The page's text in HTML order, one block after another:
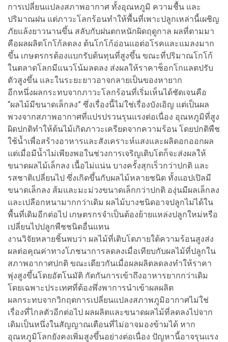
การเปลี่ยนแปลงสภาพอากาศ ทั้งอุณหภูมิ ความชื้น และ
ปริมาณฝน แต่ภาวะโลกร้อนทำให้พื้นที่เพาะปลูกเหล่านี้เผชิญ
ภัยแล้งยาวนานขึ้น สลับกับฝนตกหนักผิดฤดูกาล ผลที่ตามมา
คือผลผลิตโกโก้ลดลง ต้นโกโก้อ่อนแอต่อโรคและแมลงมาก
ขึ้น เกษตรกรต้องแบกรับต้นทุนที่สูงขึ้น ขณะที่ปริมาณโกโก้
ในตลาดโลกมีแนวโน้มลดลง ส่งผลให้ราคาช็อกโกแลตปรับ
ตัวสูงขึ้น และในระยะยาวอาจกลายเป็นของหายาก
อีกหนึ่งผลกระทบจากภาวะโลกร้อนที่เริ่มเห็นได้ชัดเจนคือ
“ผลไม้มีขนาดเล็กลง” ซึ่งเรื่องนี้ไม่ใช่เรื่องบังเอิญ แต่เป็นผล
พวงจากสภาพอากาศที่แปรปรวนรุนแรงต่อเนื่อง อุณหภูมิที่สูง
ผิดปกติทำให้ต้นไม้เกิดภาวะเครียดจากความร้อน โดยปกติพืช
ใช้น้ำเพื่อสร้างอาหารและสังเคราะห์แสงและผลิดอกออกผล
แต่เมื่อมีน้ำไม่เพียงพอในช่วงการเจริญเติบโตก็จะส่งผลให้
ขนาดผลไม้เล็กลง เนื้อไม่แน่น บางครั้งสุกเร็วกว่าปกติ และ
รสชาติเปลี่ยนไป ซึ่งเกิดขึ้นกับผลไม้หลายชนิด ทั้งแอปเปิลมี
ขนาดเล็กลง ส้มและมะม่วงขนาดเล็กกว่าปกติ องุ่นมีผลเล็กลง
และเปลือกหนามากกว่าเดิม ผลไม้บางชนิดอาจปลูกไม่ได้ใน
พื้นที่เดิมอีกต่อไป เกษตรกรจำเป็นต้องย้ายแหล่งปลูกใหม่หรือ
เปลี่ยนไปปลูกพืชชนิดอื่นแทน
งานวิจัยหลายชิ้นพบว่า ผลไม้ที่เติบโตภายใต้ความร้อนสูงส่ง
ผลต่อคุณค่าทางโภชนาการลดลงเมื่อเทียบกับผลไม้ที่ปลูกใน
สภาพอากาศปกติ ขณะเดียวกันเมื่อผลผลิตลดลงทำให้ราคา
พุ่งสูงขึ้นโดยอัตโนมัติ กัดกันการเข้าถึงอาหารยากกว่าเดิม
โดยเฉพาะประเทศที่ต้องพึ่งพาการนำเข้าผลผลิต
ผลกระทบจากวิกฤตการเปลี่ยนแปลงสภาพภูมิอากาศไม่ใช่
เรื่องที่ไกลตัวอีกต่อไป ผลผลิตและขนาดผลไม้ที่ลดลงไปจาก
เดิมเป็นหนึ่งในสัญญาณเตือนที่ไม่อาจมองข้ามได้ หาก
อุณหภูมิโลกยังคงเพิ่มสูงขึ้นอย่างต่อเนื่อง ปัญหานี้อาจรุนแรง